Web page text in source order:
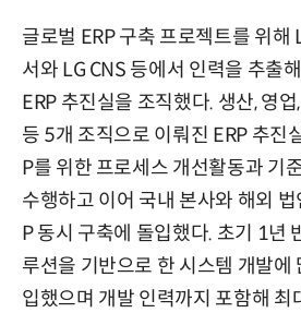
글로벌 ERP 구축 프로젝트를 위해
서와 LG CNS 등에서 인력을 추출
ERP 추진실을 조직했다. 생산, 영
등 5개 조직으로 이뤄진 ERP 추진
P를 위한 프로세스 개선활동과 기
수행하고 이어 국내 본사와 해외
P 동시 구축에 돌입했다. 초기 1년
루션을 기반으로 한 시스템 개발에
입했으며 개발 인력까지 포함해